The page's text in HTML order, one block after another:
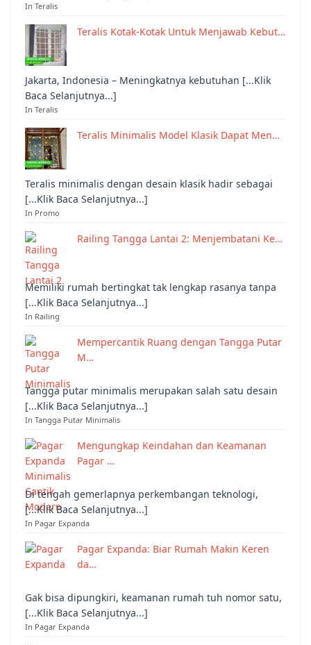
In Teralis
Teralis Kotak-Kotak Untuk Menjawab Kebut…
Jakarta, Indonesia – Meningkatnya kebutuhan [...Klik
Baca Selanjutnya...]
In Teralis
Teralis Minimalis Model Klasik Dapat Men…
Teralis minimalis dengan desain klasik hadir sebagai
[...Klik Baca Selanjutnya...]
In Promo
Railing Tangga Lantai 2: Menjembatani Ke…
Memiliki rumah bertingkat tak lengkap rasanya tanpa
[...Klik Baca Selanjutnya...]
In Railing
Mempercantik Ruang dengan Tangga Putar
M…
Tangga putar minimalis merupakan salah satu desain
[...Klik Baca Selanjutnya...]
In Tangga Putar Minimalis
Mengungkap Keindahan dan Keamanan
Pagar …
Di tengah gemerlapnya perkembangan teknologi,
[...Klik Baca Selanjutnya...]
In Pagar Expanda
Pagar Expanda: Biar Rumah Makin Keren
da…
Gak bisa dipungkiri, keamanan rumah tuh nomor satu,
[...Klik Baca Selanjutnya...]
In Pagar Expanda